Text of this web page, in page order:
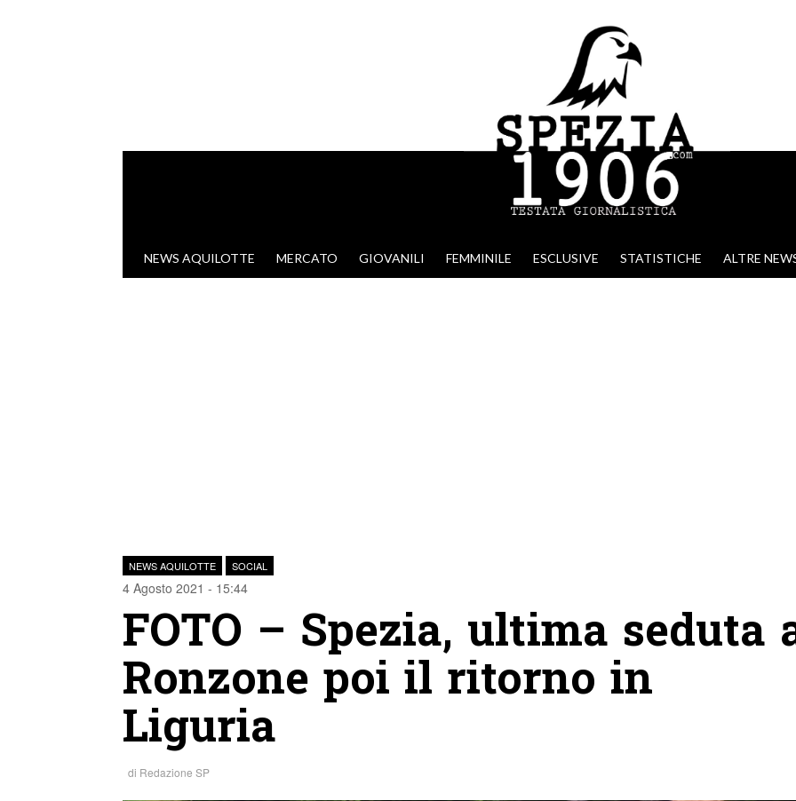
VAI AL CONTENUTO
NEWS AQUILOTTE MERCATO GIOVANILI FEMMINILE ESCLUSIVE STATISTICHE ALTRE
NEWS AQUILOTTE SOCIAL
4 Agosto 2021 - 15:44
FOTO – Spezia, ultima seduta
Ronzone poi il ritorno in
Liguria
di Redazione SP